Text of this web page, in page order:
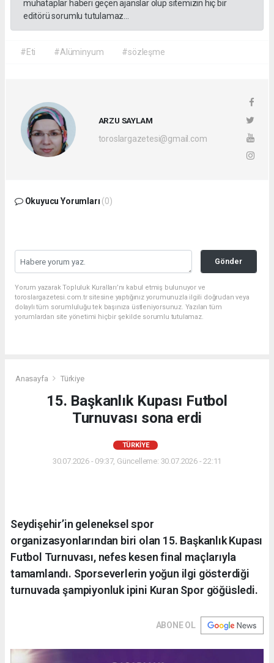
muhataplar haberi geçen ajanslar olup sitemizin hiç bir
editörü sorumlu tutulamaz...
#Eti #Alüminyum #sözleşme
ARZU SAYLAM
toroslargazetesi@gmail.com
Okuyucu Yorumları (0)
Gönder
Yorum yazarak Topluluk Kuralları’nı kabul etmiş bulunuyor ve
toroslargazetesi.com.tr sitesine yaptığınız yorumunuzla ilgili doğrudan veya
dolaylı tüm sorumluluğu tek başınıza üstleniyorsunuz. Yazılan tüm
yorumlardan site yönetimi hiçbir şekilde sorumlu tutulamaz.
Anasayfa Türkiye
15. Başkanlık Kupası Futbol
Turnuvası sona erdi
TÜRKIYE
30.07.2026 - 09:37, Güncelleme: 30.07.2026 - 22:11
Seydişehir’in geleneksel spor
organizasyonlarından biri olan 15. Başkanlık Kupası
Futbol Turnuvası, nefes kesen final maçlarıyla
tamamlandı. Sporseverlerin yoğun ilgi gösterdiği
turnuvada şampiyonluk ipini Kuran Spor göğüsledi.
ABONE OL